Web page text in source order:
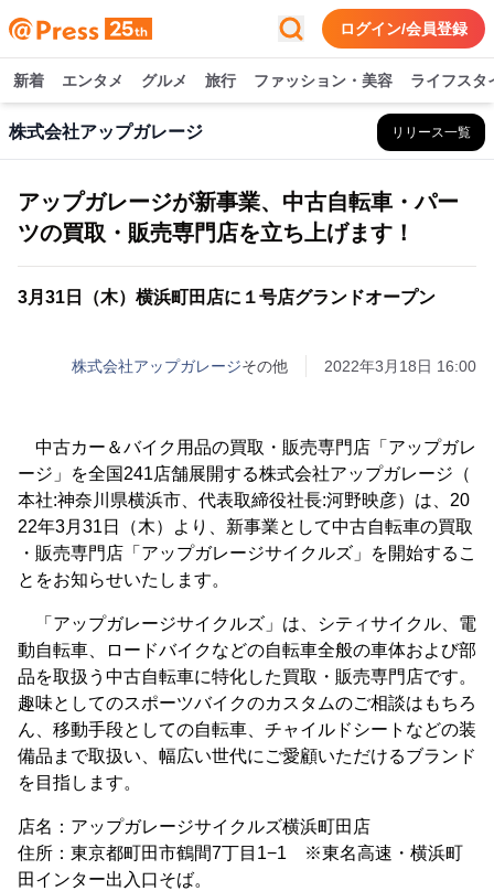
ログイン/会員登録
新着 エンタメ グルメ 旅行 ファッション・美容 ライフスタ
株式会社アップガレージ リリース一覧
アップガレージが新事業、中古自転車・パー
ツの買取・販売専門店を立ち上げます！
3月31日（木）横浜町田店に１号店グランドオープン
株式会社アップガレージその他 2022年3月18日 16:00
中古カー＆バイク用品の買取・販売専門店「アップガレ
ージ」を全国241店舗展開する株式会社アップガレージ（
本社:神奈川県横浜市、代表取締役社長:河野映彦）は、20
22年3月31日（木）より、新事業として中古自転車の買取
・販売専門店「アップガレージサイクルズ」を開始するこ
とをお知らせいたします。
「アップガレージサイクルズ」は、シティサイクル、電
動自転車、ロードバイクなどの自転車全般の車体および部
品を取扱う中古自転車に特化した買取・販売専門店です。
趣味としてのスポーツバイクのカスタムのご相談はもちろ
ん、移動手段としての自転車、チャイルドシートなどの装
備品まで取扱い、幅広い世代にご愛顧いただけるブランド
を目指します。
店名：アップガレージサイクルズ横浜町田店
住所：東京都町田市鶴間7丁目1−1 ※東名高速・横浜町
田インター出入口そば。